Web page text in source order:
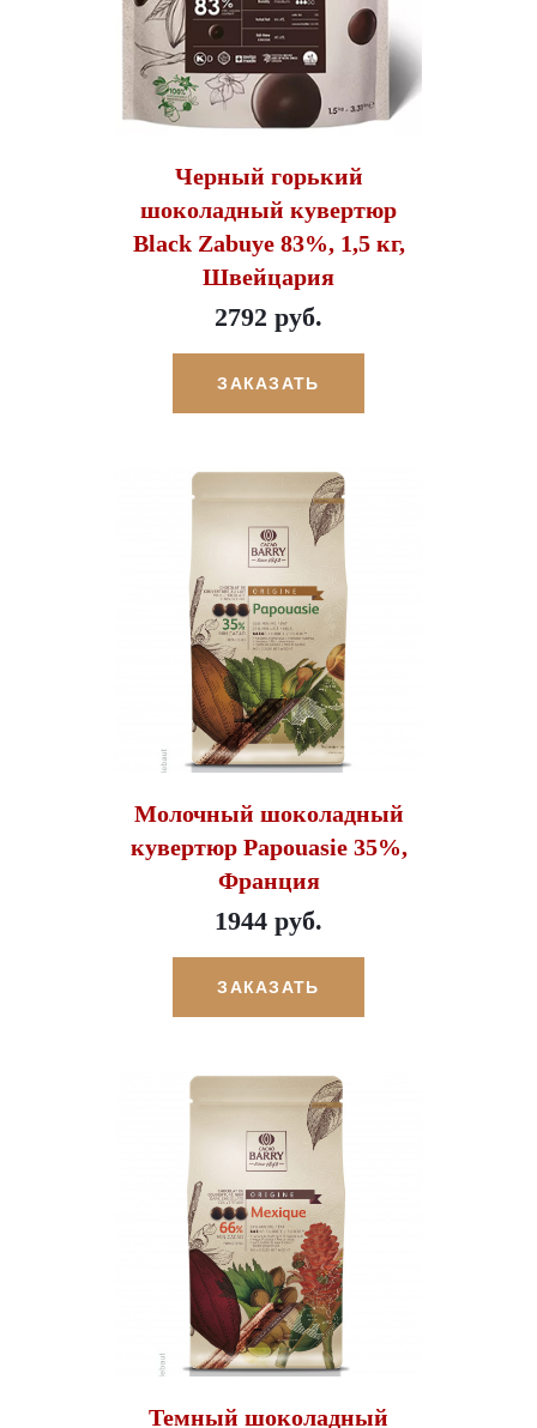
Черный горький
шоколадный кувертюр
Black Zabuye 83%, 1,5 кг,
Швейцария
2792 руб.
ЗАКАЗАТЬ
Молочный шоколадный
кувертюр Papouasie 35%,
Франция
1944 руб.
ЗАКАЗАТЬ
Темный шоколадный